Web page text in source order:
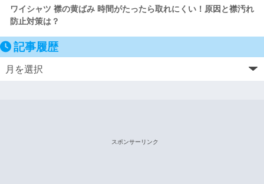
ワイシャツ 襟の黄ばみ 時間がたったら取れにくい！原因と襟汚れ
防止対策は？
記事履歴
スポンサーリンク